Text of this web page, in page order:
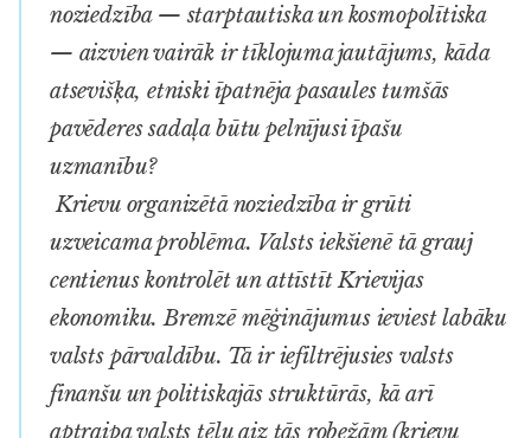
noziedzība — starptautiska un kosmopolītiska
— aizvien vairāk ir tīklojuma jautājums, kāda
atsevišķa, etniski īpatnēja pasaules tumšās
pavēderes sadaļa būtu pelnījusi īpašu
uzmanību?
Krievu organizētā noziedzība ir grūti
uzveicama problēma. Valsts iekšienē tā grauj
centienus kontrolēt un attīstīt Krievijas
ekonomiku. Bremzē mēģinājumus ieviest labāku
valsts pārvaldību. Tā ir iefiltrējusies valsts
finanšu un politiskajās struktūrās, kā arī
aptraipa valsts tēlu aiz tās robežām (krievu